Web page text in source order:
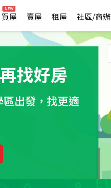
買屋 賣屋 租屋 社區/商辦